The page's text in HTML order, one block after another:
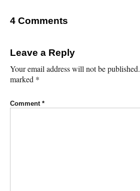
4 Comments
Leave a Reply
Your email address will not be published.
marked *
Comment *